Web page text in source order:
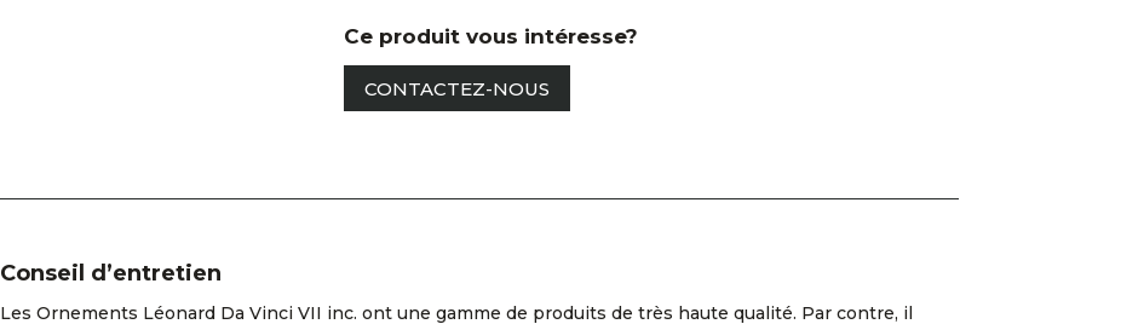
Ce produit vous intéresse?
CONTACTEZ-NOUS
Conseil d’entretien
Les Ornements Léonard Da Vinci VII inc. ont une gamme de produits de très haute qualité. Par contre, il